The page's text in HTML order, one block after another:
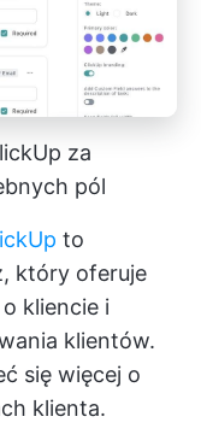
za
pól
to
który oferuje
kliencie i
klientów.
się więcej o
klienta.